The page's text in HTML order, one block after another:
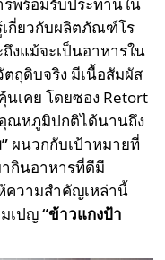
เกี่ยวกับผลิตภัณฑ์โร
งแม้จะเป็นอาหารใน
ถุดิบจริง มีเนื้อสัมผัส
เคย โดยซอง Retort
อุณหภูมิปกติได้นานถึง
ผนวกกับเป้าหมายที่
กินอาหารที่ดีมี
ความสำคัญเหล่านี้
เปญ“ข้าวแกงป้า